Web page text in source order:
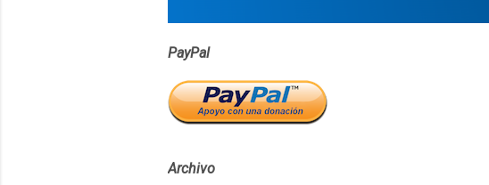
PayPal
Archivo